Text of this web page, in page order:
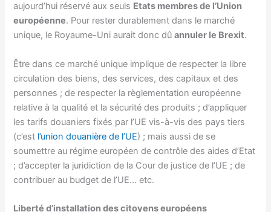
aujourd’hui réservé aux seuls Etats membres de l’Union
européenne. Pour rester durablement dans le marché
unique, le Royaume-Uni aurait donc dûannuler le Brexit.
Être dans ce marché unique implique de respecter la libre
circulation des biens, des services, des capitaux et des
personnes ; de respecter la règlementation européenne
relative à la qualité et la sécurité des produits ; d’appliquer
les tarifs douaniers fixés par l’UE vis-à-vis des pays tiers
(c’est l’union douanière de l’UE) ; mais aussi de se
soumettre au régime européen de contrôle des aides d’Etat
; d’accepter la juridiction de la Cour de justice de l’UE ; de
contribuer au budget de l’UE… etc.
Liberté d’installation des citoyens européens